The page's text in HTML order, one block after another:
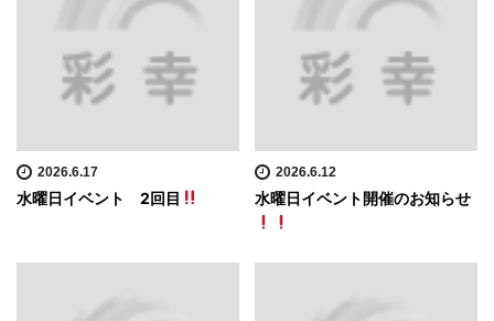
2026.6.17
水曜日イベント 2回目
2026.6.12
水曜日イベント開催のお知らせ